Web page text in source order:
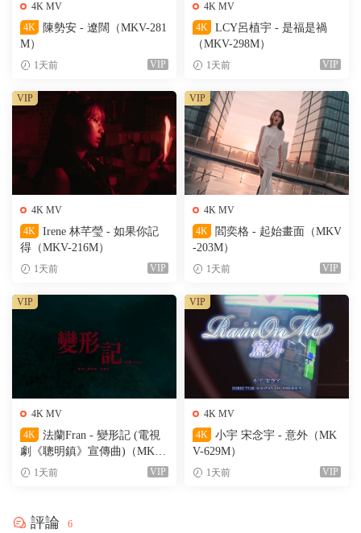
4K MV
4K
陳勢安 - 遼闊（MKV-281
M）
1天前 VIP
4K MV
4K
LCY呂植宇 - 是福是禍
（MKV-298M）
1天前 VIP
4K MV
4K
Irene 林芊瑩 - 如果你記
得（MKV-216M）
1天前 VIP
VIP
4K MV
4K
閻奕格 - 起始畫面（MKV
-203M）
1天前 VIP
VIP
4K MV
4K
法蘭Fran - 變形記 (電視
劇《聰明鎮》宣傳曲)（MKV-
205M）
1天前 VIP
VIP
4K MV
4K
小宇 宋念宇 - 意外（MK
V-629M）
1天前 VIP
VIP
評論 6